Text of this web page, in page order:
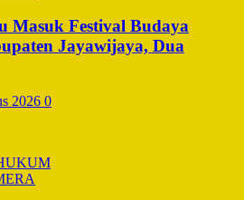
Masuk Festival Budaya
Jayawijaya, Dua
2026 0